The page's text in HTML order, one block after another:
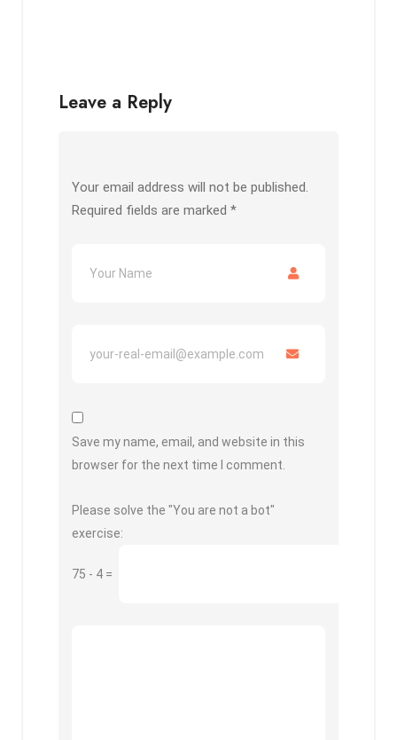
o
Leave a Reply
Your email address will not be published.
Required fields are marked *
Save my name, email, and website in this
browser for the next time I comment.
Please solve the "You are not a bot"
exercise:
75 - 4 =